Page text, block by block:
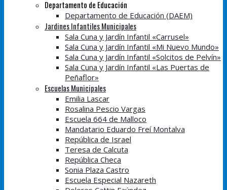
Departamento de Educación
Departamento de Educación (DAEM)
Jardines Infantiles Municipales
Sala Cuna y Jardín Infantil «Carrusel»
Sala Cuna y Jardín Infantil «Mi Nuevo Mundo»
Sala Cuna y Jardín Infantil «Solcitos de Pelvín»
Sala Cuna y Jardín Infantil «Las Puertas de
Peñaflor»
Escuelas Municipales
Emilia Lascar
Rosalina Pescio Vargas
Escuela 664 de Malloco
Mandatario Eduardo Freí Montalva
República de Israel
Teresa de Calcuta
República Checa
Sonia Plaza Castro
Escuela Especial Nazareth